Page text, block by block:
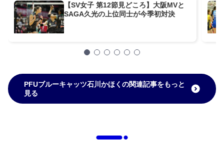
【SV女子 第12節見どころ】大阪MVと
SAGA久光の上位同士が今季初対決
PFUブルーキャッツ石川かほくの関連記事をもっと
見る